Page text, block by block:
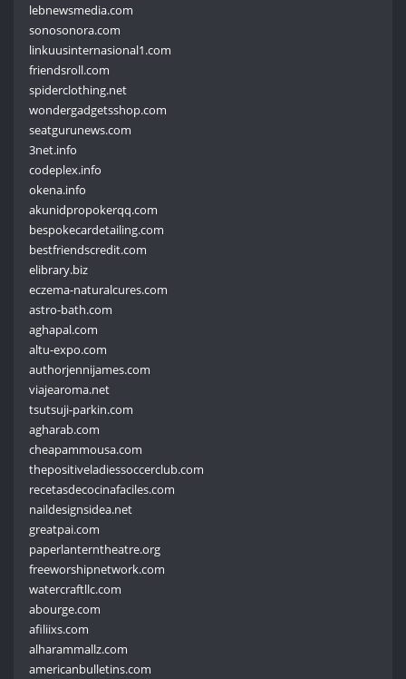
lebnewsmedia.com
sonosonora.com
linkuusinternasional1.com
friendsroll.com
spiderclothing.net
wondergadgetsshop.com
seatgurunews.com
3net.info
codeplex.info
okena.info
akunidpropokerqq.com
bespokecardetailing.com
bestfriendscredit.com
elibrary.biz
eczema-naturalcures.com
astro-bath.com
aghapal.com
altu-expo.com
authorjennijames.com
viajearoma.net
tsutsuji-parkin.com
agharab.com
cheapammousa.com
thepositiveladiessoccerclub.com
recetasdecocinafaciles.com
naildesignsidea.net
greatpai.com
paperlanterntheatre.org
freeworshipnetwork.com
watercraftllc.com
abourge.com
afiliixs.com
alharammallz.com
americanbulletins.com